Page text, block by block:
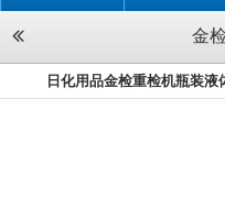
金
日化用品金检重检机瓶装